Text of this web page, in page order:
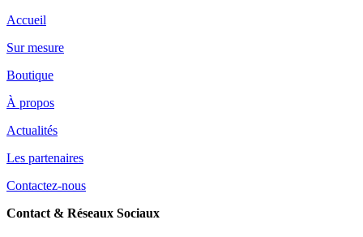
Accueil
Sur mesure
Boutique
À propos
Actualités
Les partenaires
Contactez-nous
Contact & Réseaux Sociaux